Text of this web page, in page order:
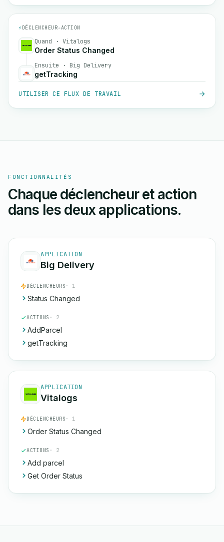
⚡ DÉCLENCHEUR→ACTION
Quand · Vitalogs
Order Status Changed
Ensuite · Big Delivery
getTracking
UTILISER CE FLUX DE TRAVAIL
FONCTIONNALITÉS
Chaque déclencheur et action
dans les deux applications.
APPLICATION
Big Delivery
DÉCLENCHEURS · 1
Status Changed
ACTIONS · 2
AddParcel
getTracking
APPLICATION
Vitalogs
DÉCLENCHEURS · 1
Order Status Changed
ACTIONS · 2
Add parcel
Get Order Status